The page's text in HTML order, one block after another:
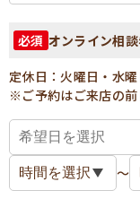
必須 オンライン相
定休日：火曜日・水
※ご予約はご来店の前
〜